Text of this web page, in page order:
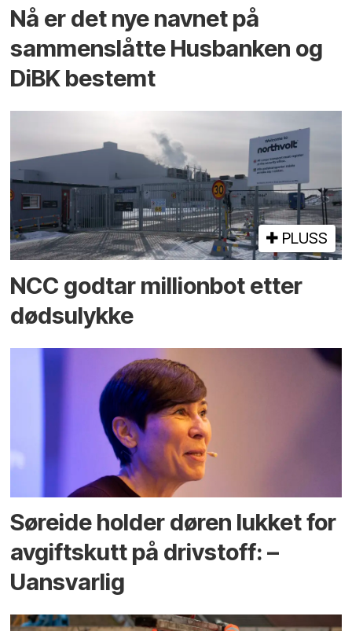
Nå er det nye navnet på
sammenslåtte Husbanken og
DiBK bestemt
PLUSS
NCC godtar millionbot etter
dødsulykke
Søreide holder døren lukket for
avgiftskutt på drivstoff: –
Uansvarlig